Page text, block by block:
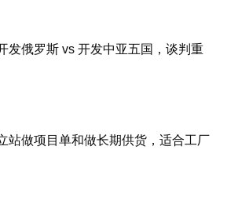
发俄罗斯 vs 开发中亚五国，谈判重
站做项目单和做长期供货，适合工厂